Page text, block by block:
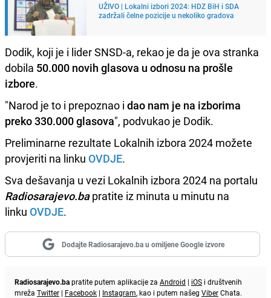
UŽIVO | Lokalni izbori 2024: HDZ BiH i SDA
zadržali čelne pozicije u nekoliko gradova
Dodik, koji je i lider SNSD-a, rekao je da je ova stranka
dobila 50.000 novih glasova u odnosu na prošle
izbore.
"Narod je to i prepoznao i dao nam je na izborima
preko 330.000 glasova", podvukao je Dodik.
Preliminarne rezultate Lokalnih izbora 2024 možete
provjeriti na linku OVDJE.
Sva dešavanja u vezi Lokalnih izbora 2024 na portalu
Radiosarajevo.bapratite iz minuta u minutu na
linku OVDJE.
Dodajte Radiosarajevo.ba u omiljene Google izvore
Radiosarajevo.bapratite putem aplikacije za Android | iOS i društvenih
mreža Twitter | Facebook | Instagram, kao i putem našeg ViberChata.